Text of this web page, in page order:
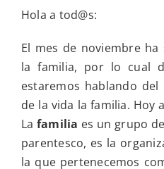
de
familia
en
reflexión
personal
de
esta
semana:
la
vida
Hola a tod@s:
El mes de noviembre
la familia, por lo cual
estaremos hablando
de la vida la familia. Hoy
La familia es un grupo
parentesco, es la
la que pertenecemos